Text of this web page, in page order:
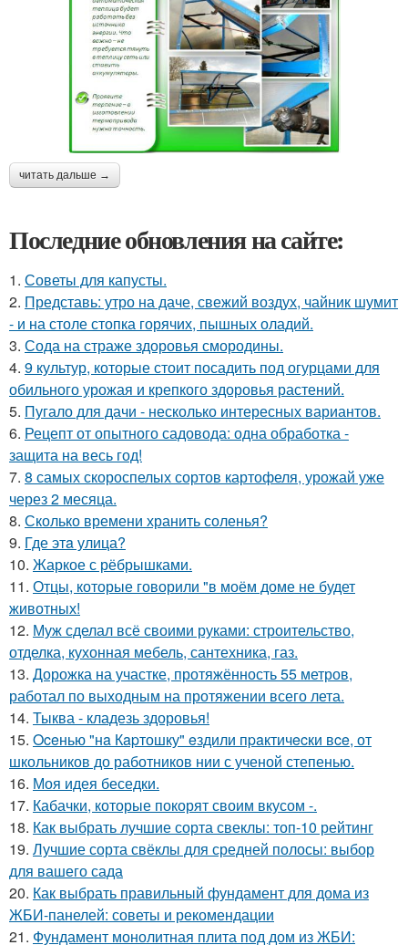
читать дальше →
Последние обновления на сайте:
1. Советы для капусты.
2. Представь: утро на даче, свежий воздух, чайник шумит
- и на столе стопка горячих, пышных оладий.
3. Сода на страже здоровья смородины.
4. 9 культур, которые стоит посадить под огурцами для
обильного урожая и крепкого здоровья растений.
5. Пугало для дачи - несколько интересных вариантов.
6. Рецепт от опытного садовода: одна обработка -
защита на весь год!
7. 8 самых скороспелых сортов картофеля, урожай уже
через 2 месяца.
8. Сколько времени хранить соленья?
9. Где этa улица?
10. Жаркое с рёбрышками.
11. Отцы, которые говорили "в моём доме не будет
животных!
12. Муж сделал всё своими руками: строительство,
отделка, кухонная мебель, сантехника, газ.
13. Дорожка на участке, протяжённость 55 метров,
работал по выходным на протяжении всего лета.
14. Тыква - кладезь здоровья!
15. Oceнью "нa Кapтошку" eздили пpaктичecки вce, от
школьников до работников нии с ученой степенью.
16. Моя идея беседки.
17. Кабачки, которые покорят своим вкусом -.
18. Как выбрать лучшие сорта свеклы: топ-10 рейтинг
19. Лучшие сорта свёклы для средней полосы: выбор
для вашего сада
20. Как выбрать правильный фундамент для дома из
ЖБИ-панелей: советы и рекомендации
21. Фундамент монолитная плита под дом из ЖБИ: